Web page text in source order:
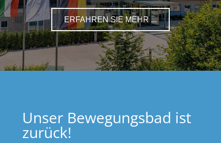
ERFAHREN SIE MEHR ...
Unser Bewegungsbad ist
zurück!